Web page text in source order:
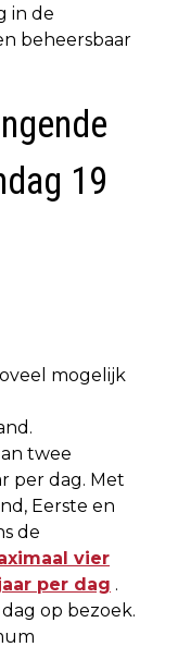
in de
beheersbaar
19
mogelijk
twee
per dag. Met
Eerste en
de
vier
per dag .
op bezoek.